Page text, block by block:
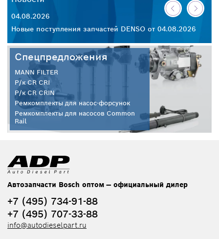
04.08.2026
Новые поступления запчастей DENSO от 04.08.2026
Спецпредложения
MANN FILTER
Р/к CR CRI
Р/к CR CRIN
Ремкомплекты для насос-форсунок
Ремкомплекты для насосов Common
Rail
Автозапчасти Bosch оптом — официальный дилер
+7 (495) 734-91-88
+7 (495) 707-33-88
info@autodieselpart.ru